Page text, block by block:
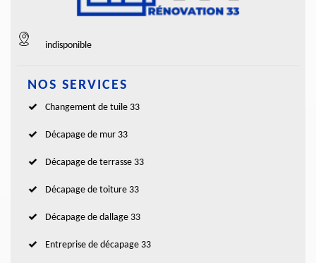
indisponible
NOS SERVICES
Changement de tuile 33
Décapage de mur 33
Décapage de terrasse 33
Décapage de toiture 33
Décapage de dallage 33
Entreprise de décapage 33